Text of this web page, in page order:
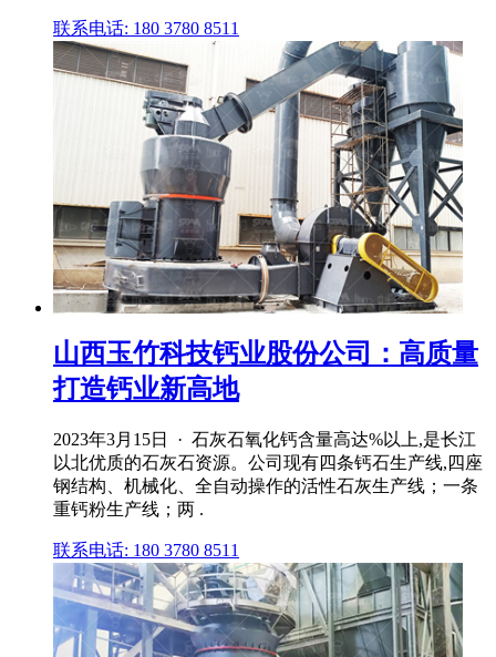
联系电话: 180 3780 8511
山西玉竹科技钙业股份公司：高质量
打造钙业新高地
2023年3月15日 · 石灰石氧化钙含量高达%以上,是长江
以北优质的石灰石资源。公司现有四条钙石生产线,四座
钢结构、机械化、全自动操作的活性石灰生产线；一条
重钙粉生产线；两 .
联系电话: 180 3780 8511